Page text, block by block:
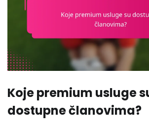
Koje premium usluge
dostupne članovima?